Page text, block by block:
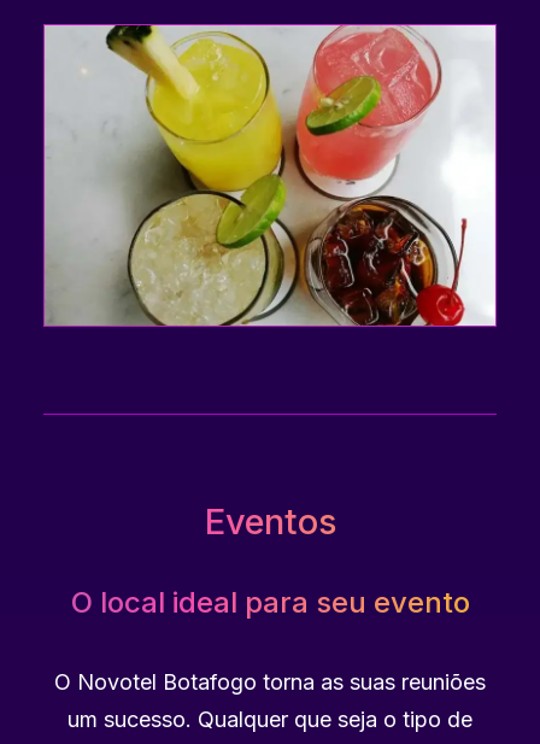
Eventos
O local ideal para seu evento
O Novotel Botafogo torna as suas reuniões
um sucesso. Qualquer que seja o tipo de